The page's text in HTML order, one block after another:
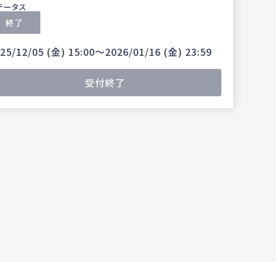
ータス
終了
12/05 (金) 15:00〜2026/01/16 (金) 23:59
受付終了